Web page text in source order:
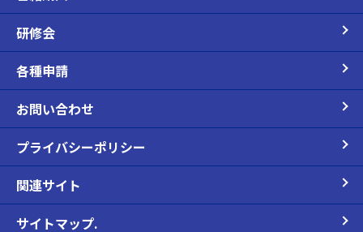
研修会
各種申請
お問い合わせ
プライバシーポリシー
関連サイト
サイトマップ.